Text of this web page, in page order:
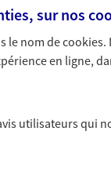
sur nos
le nom decookies.
en ligne,
utilisateurs qui